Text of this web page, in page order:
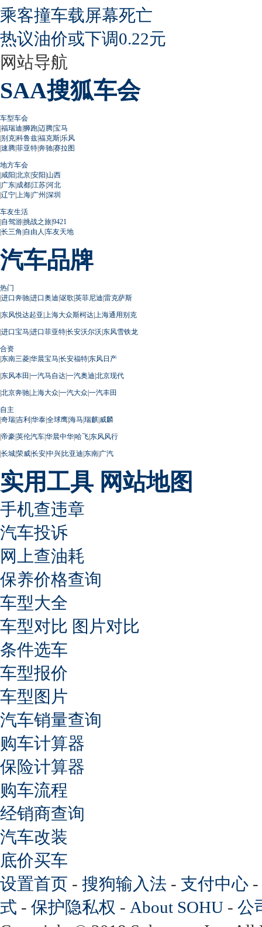
乘客撞车载屏幕死亡
热议油价或下调0.22元
网站导航
SAA搜狐车会
车型车会
|福瑞迪|狮跑|迈腾|宝马
|别克|科鲁兹|福克斯|乐风
|速腾|菲亚特|奔驰|赛拉图
地方车会
|咸阳|北京|安阳|山西
|广东|成都|江苏|河北
|辽宁| 上海|广州 |深圳
车友生活
|自驾游|挑战之旅|9421
|长三角 |自由人 |车友天地
汽车品牌
热门
|进口奔驰|进口奥迪|讴歌|英菲尼迪|雷克萨斯
|东风悦达起亚| 上海大众斯柯达| 上海通用别克
|进口宝马|进口菲亚特|长安沃尔沃|东风雪铁龙
合资
|东南三菱|华晨宝马|长安福特|东风日产
|东风本田 |一汽马自达|一汽奥迪|北京现代
|北京奔驰| 上海大众|一汽大众|一汽丰田
自主
|奇瑞|吉利|华泰|全球鹰|海马|瑞麒|威麟
|帝豪|英伦汽车|华晨中华|哈飞|东风风行
|长城|荣威|长安|中兴|比亚迪|东南|广汽
实用工具 网站地图
手机查违章
汽车投诉
网上查油耗
保养价格查询
车型大全
车型对比 图片对比
条件选车
车型报价
车型图片
汽车销量查询
购车计算器
保险计算器
购车流程
经销商查询
汽车改装
底价买车
设置首页 - 搜狗输入法 - 支付中心 -
式 - 保护隐私权 - About SOHU - 公